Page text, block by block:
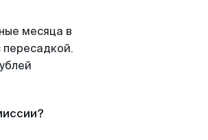
месяца в